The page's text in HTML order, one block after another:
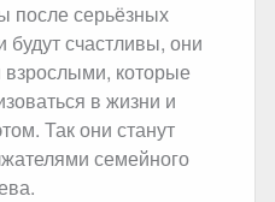
после серьёзных
будут счастливы, они
взрослыми, которые
в жизни и
Так они станут
семейного